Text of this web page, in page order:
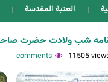
العتبة المقدسة
شب ولادت حضرت صاحب عصر(عج) از
11505